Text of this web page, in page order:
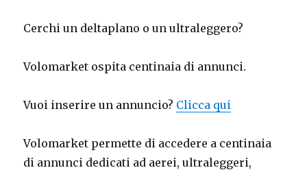
Cerchi un deltaplano o un ultraleggero?
Volomarket ospita centinaia di annunci.
Vuoi inserire un annuncio? Clicca qui
Volomarket permette di accedere a centinaia
di annunci dedicati ad aerei, ultraleggeri,